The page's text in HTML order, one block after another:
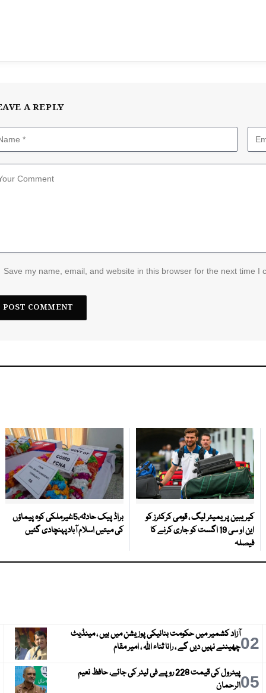
A REPLY
Save my name, email, and website in this browser for the next time I
کیریبین پریمیئر لیگ ، قومی کرکٹرز کو
این او سی 19 اگست کو جاری کرنے کا
فیصلہ
براڈ پیک حادثہ،5غیرملکی کوہ پیماؤں
کی میتیں اسلام آبادپہنچادی گئیں
02آزاد کشمیر میں حکومت بنانیکی پوزیشن میں ہیں ، مینڈیٹ
چھیننے نہیں دیں گے ، رانا ثناء اللہ ، امیر مقام
05
پیٹرول کی قیمت 228 روپے فی لیٹر کی جائے، حافظ نعیم
الرحمان